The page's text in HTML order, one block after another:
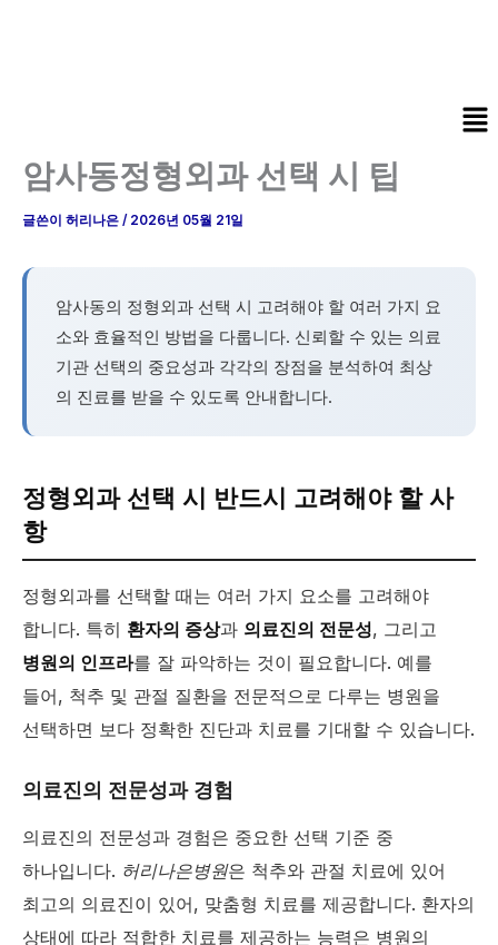
암사동정형외과 선택 시 팁
글쓴이 허리나은 / 2026년 05월 21일
암사동의 정형외과 선택 시 고려해야 할 여러 가지 요
소와 효율적인 방법을 다룹니다. 신뢰할 수 있는 의료
기관 선택의 중요성과 각각의 장점을 분석하여 최상
의 진료를 받을 수 있도록 안내합니다.
정형외과 선택 시 반드시 고려해야 할 사
항
정형외과를 선택할 때는 여러 가지 요소를 고려해야
합니다. 특히 환자의 증상과 의료진의 전문성, 그리고
병원의 인프라를 잘 파악하는 것이 필요합니다. 예를
들어, 척추 및 관절 질환을 전문적으로 다루는 병원을
선택하면 보다 정확한 진단과 치료를 기대할 수 있습니다.
의료진의 전문성과 경험
의료진의 전문성과 경험은 중요한 선택 기준 중
하나입니다. 허리나은병원은 척추와 관절 치료에 있어
최고의 의료진이 있어, 맞춤형 치료를 제공합니다. 환자의
상태에 따라 적합한 치료를 제공하는 능력은 병원의